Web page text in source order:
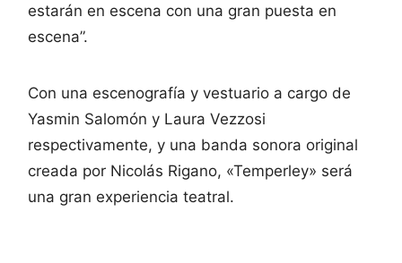
estarán en escena con una gran puesta en
escena”.
Con una escenografía y vestuario a cargo de
Yasmin Salomón y Laura Vezzosi
respectivamente, y una banda sonora original
creada por Nicolás Rigano, «Temperley» será
una gran experiencia teatral.